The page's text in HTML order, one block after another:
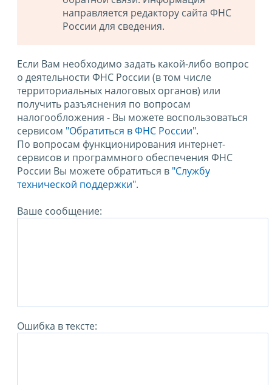
направляется редактору сайта ФНС
России для сведения.
Если Вам необходимо задать какой-либо вопрос
о деятельности ФНС России (в том числе
территориальных налоговых органов) или
получить разъяснения по вопросам
налогообложения - Вы можете воспользоваться
сервисом "Обратиться в ФНС России".
По вопросам функционирования интернет-
сервисов и программного обеспечения ФНС
России Вы можете обратиться в "Службу
технической поддержки".
Ваше сообщение:
Ошибка в тексте: